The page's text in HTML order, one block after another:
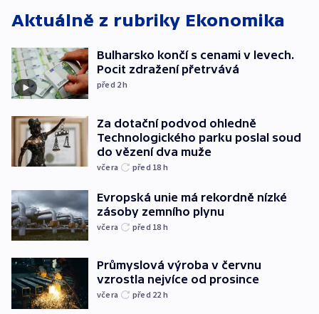
Aktuálně z rubriky Ekonomika
Bulharsko končí s cenami v levech.
Pocit zdražení přetrvává
před 2h
Za dotační podvod ohledně
Technologického parku poslal soud
do vězení dva muže
včera před 18 h
Evropská unie má rekordně nízké
zásoby zemního plynu
včera před 18 h
Průmyslová výroba v červnu
vzrostla nejvíce od prosince
včera před 22 h